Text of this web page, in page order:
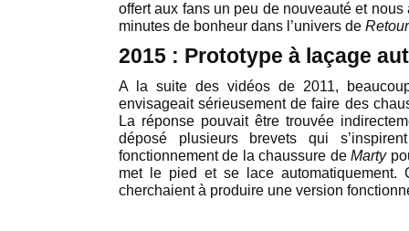
offert aux fans un peu de nouveauté et
minutes de bonheur dans l’univers de
2015 : Prototype à laçage
A la suite des vidéos de 2011,
envisageait sérieusement de faire des
La réponse pouvait être trouvée
déposé plusieurs brevets qui
fonctionnement de la chaussure deMarty
met le pied et se lace automatiquement.
cherchaient à produire une version